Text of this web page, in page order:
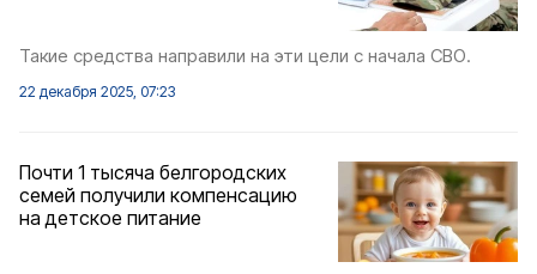
Такие средства направили на эти цели с начала СВО.
22 декабря 2025, 07:23
Почти 1 тысяча белгородских
семей получили компенсацию
на детское питание